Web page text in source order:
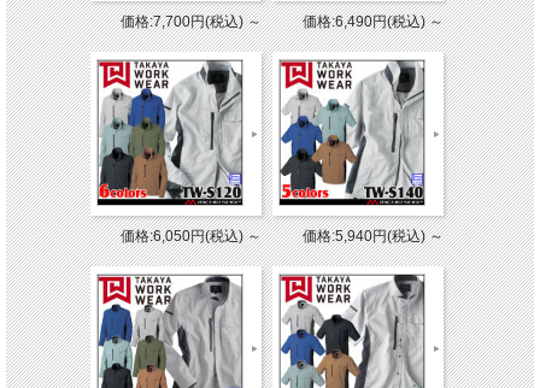
価格:7,700円(税込)～ 価格:6,490円(税込)～
価格:6,050円(税込)～ 価格:5,940円(税込)～